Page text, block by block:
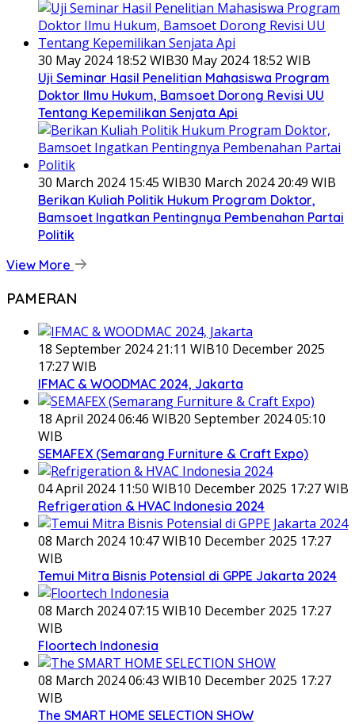
30 May 2024 18:52 WIB30 May 2024 18:52 WIB
Uji Seminar Hasil Penelitian Mahasiswa Program
Doktor Ilmu Hukum, Bamsoet Dorong Revisi UU
Tentang Kepemilikan Senjata Api
30 March 2024 15:45 WIB30 March 2024 20:49 WIB
Berikan Kuliah Politik Hukum Program Doktor,
Bamsoet Ingatkan Pentingnya Pembenahan Partai
Politik
View More
PAMERAN
18 September 2024 21:11 WIB10 December 2025
17:27 WIB
IFMAC & WOODMAC 2024, Jakarta
18 April 2024 06:46 WIB20 September 2024 05:10
WIB
SEMAFEX (Semarang Furniture & Craft Expo)
04 April 2024 11:50 WIB10 December 2025 17:27 WIB
Refrigeration & HVAC Indonesia 2024
08 March 2024 10:47 WIB10 December 2025 17:27
WIB
Temui Mitra Bisnis Potensial di GPPE Jakarta 2024
08 March 2024 07:15 WIB10 December 2025 17:27
WIB
Floortech Indonesia
08 March 2024 06:43 WIB10 December 2025 17:27
WIB
The SMART HOME SELECTION SHOW